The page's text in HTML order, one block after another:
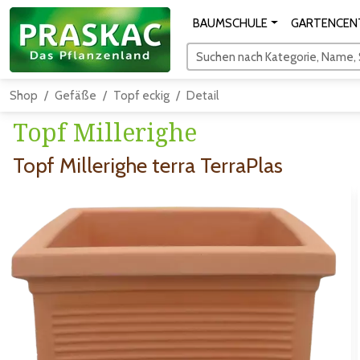
BAUMSCHULE
Suchen nach Kategorie, Name,
Shop Gefäße Topf eckig Detail
Topf Millerighe
Topf Millerighe terra TerraPlas